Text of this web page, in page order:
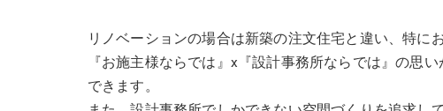
リノベーションの場合は新築の注文住宅と違い、特に
『お施主様ならでは』x『設計事務所ならでは』の思
できます。